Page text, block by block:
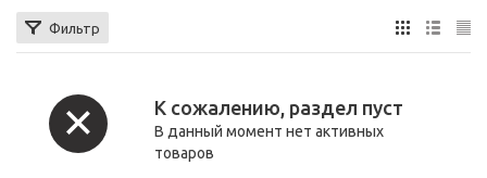
Фильтр
К сожалению, раздел пуст
В данный момент нет активных
товаров